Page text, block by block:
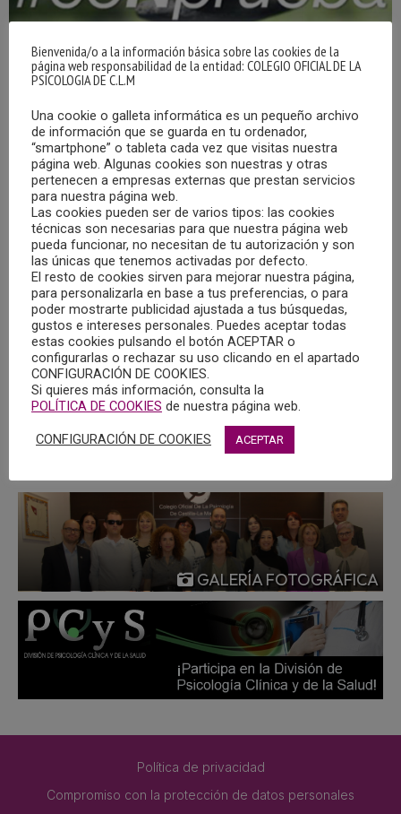
LOS MINISTERIOS DE SANIDAD Y DE CIENCIA
REALIZAN NUEVOS INFORMES PARA COMBATIR
LAS PSEUDOTERAPIAS
12/04/2024
Según se informa en nota de prensa, ayer, 11 de abril, los
ministerios de Sanidad y de Ciencia, Innovación y
Universidades han realizado nuevos informes para
combatir las pseudoterapias, que se podrán encontrar en
la web de RedETS y en la de #CoNprueba, la marca que
engloba las acciones frente a las pseudociencias y las
pseudoterapias que impulsa el Gobierno de España.
GALERÍA FOTOGRÁFICA
Política de privacidad
Compromiso con la protección de datos personales
Bienvenida/o a la información básica sobre las cookies de la
página web responsabilidad de la entidad: COLEGIO OFICIAL DE LA
PSICOLOGIA DE C.L.M
Una cookie o galleta informática es un pequeño archivo
de información que se guarda en tu ordenador,
“smartphone” o tableta cada vez que visitas nuestra
página web. Algunas cookies son nuestras y otras
pertenecen a empresas externas que prestan servicios
para nuestra página web.
Las cookies pueden ser de varios tipos: las cookies
técnicas son necesarias para que nuestra página web
pueda funcionar, no necesitan de tu autorización y son
las únicas que tenemos activadas por defecto.
El resto de cookies sirven para mejorar nuestra página,
para personalizarla en base a tus preferencias, o para
poder mostrarte publicidad ajustada a tus búsquedas,
gustos e intereses personales. Puedes aceptar todas
estas cookies pulsando el botón ACEPTAR o
configurarlas o rechazar su uso clicando en el apartado
CONFIGURACIÓN DE COOKIES.
Si quieres más información, consulta la
POLÍTICA DE COOKIES de nuestra página web.
CONFIGURACIÓN DE COOKIES ACEPTAR